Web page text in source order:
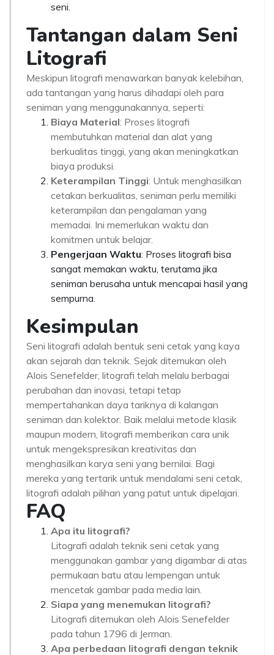
seni.
Tantangan dalam Seni
Litografi
Meskipun litografi menawarkan banyak kelebihan,
ada tantangan yang harus dihadapi oleh para
seniman yang menggunakannya, seperti:
Biaya Material: Proses litografi
membutuhkan material dan alat yang
berkualitas tinggi, yang akan meningkatkan
biaya produksi.
Keterampilan Tinggi: Untuk menghasilkan
cetakan berkualitas, seniman perlu memiliki
keterampilan dan pengalaman yang
memadai. Ini memerlukan waktu dan
komitmen untuk belajar.
Pengerjaan Waktu: Proses litografi bisa
sangat memakan waktu, terutama jika
seniman berusaha untuk mencapai hasil yang
sempurna.
Kesimpulan
Seni litografi adalah bentuk seni cetak yang kaya
akan sejarah dan teknik. Sejak ditemukan oleh
Alois Senefelder, litografi telah melalu berbagai
perubahan dan inovasi, tetapi tetap
mempertahankan daya tariknya di kalangan
seniman dan kolektor. Baik melalui metode klasik
maupun modern, litografi memberikan cara unik
untuk mengekspresikan kreativitas dan
menghasilkan karya seni yang bernilai. Bagi
mereka yang tertarik untuk mendalami seni cetak,
litografi adalah pilihan yang patut untuk dipelajari.
FAQ
Apa itu litografi?
Litografi adalah teknik seni cetak yang
menggunakan gambar yang digambar di atas
permukaan batu atau lempengan untuk
mencetak gambar pada media lain.
Siapa yang menemukan litografi?
Litografi ditemukan oleh Alois Senefelder
pada tahun 1796 di Jerman.
Apa perbedaan litografi dengan teknik